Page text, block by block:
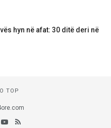
hyn në afat: 30 ditë deri në
TOP